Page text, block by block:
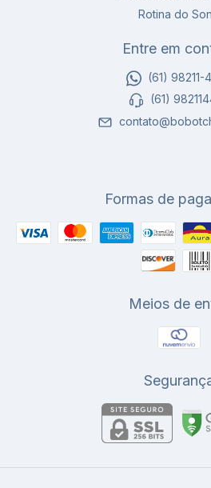
Rotina do
Entre em
(61) 98211-
(61)
Formas de
Meios de